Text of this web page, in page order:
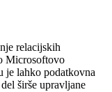
relacijskih
Microsoftovo
je lahko podatkovna
širše upravljane